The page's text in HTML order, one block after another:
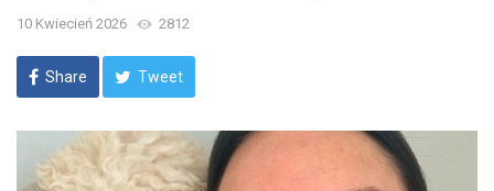
10 Kwiecień 2026 2812
Share Tweet